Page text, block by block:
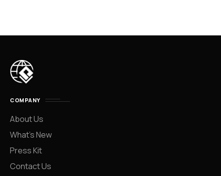
COMPANY
About Us
What’s New
Press Kit
Contact Us